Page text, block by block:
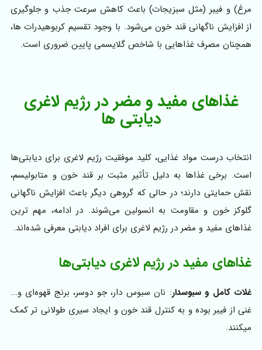
مرغ) و فیبر (مثل سبزیجات) باعث کاهش سرعت جذب و جلوگیری
از افزایش ناگهانی قند خون می‌شود. با وجود تقسیم کربوهیدرات ها،
همچنان مصرف غذاهایی با شاخص گلایسمی پایین ضروری است.
غذاهای مفید و مضر در رژیم لاغری
دیابتی‌ ها
انتخاب درست مواد غذایی، کلید موفقیت رژیم لاغری برای دیابتی‌ها
است. برخی غذاها به دلیل تأثیر مثبت بر قند خون و متابولیسم،
نقش حمایتی دارند؛ در حالی که گروهی دیگر باعث افزایش ناگهانی
گلوکز خون و مقاومت به انسولین می‌شوند. در ادامه، مهم ترین
غذاهای مفید و مضر در رژیم لاغری برای افراد دیابتی معرفی شده‌اند.
غذاهای مفید در رژیم لاغری دیابتی‌ها
غلات کامل و سبوسدار: نان سبوس دار، جو دوسر، برنج قهوه‌ای و...
غنی از فیبر بوده و به کنترل قند خون و ایجاد سیری طولانی تر کمک
میکنند.